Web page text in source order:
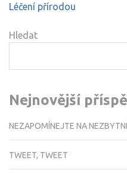
Navigace
příspěvek
Léčení přírodou
Hledat
Nejnovější
NEZAPOMÍNEJTE NA
TWEET, TWEET